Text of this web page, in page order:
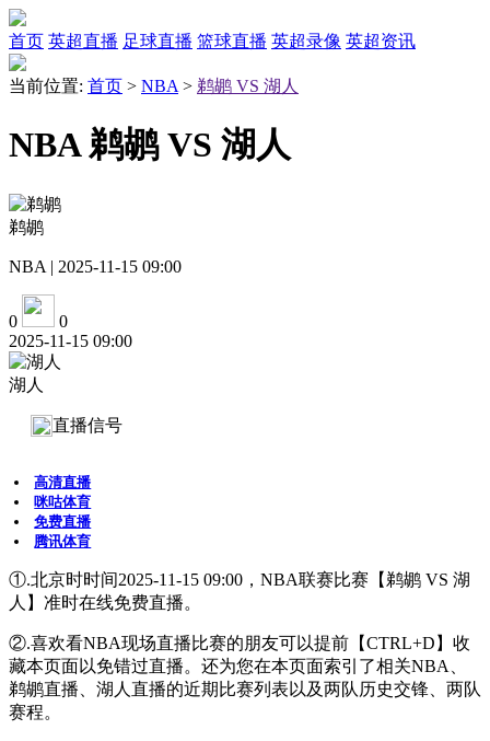
首页 英超直播 足球直播 篮球直播 英超录像 英超资讯
当前位置: 首页 > NBA > 鹈鹕 VS 湖人
NBA 鹈鹕 VS 湖人
鹈鹕
NBA | 2025-11-15 09:00
0
0
2025-11-15 09:00
湖人
直播信号
高清直播
咪咕体育
免费直播
腾讯体育
①.北京时时间2025-11-15 09:00，NBA联赛比赛【鹈鹕 VS 湖
人】准时在线免费直播。
②.喜欢看NBA现场直播比赛的朋友可以提前【CTRL+D】收
藏本页面以免错过直播。还为您在本页面索引了相关NBA、
鹈鹕直播、湖人直播的近期比赛列表以及两队历史交锋、两队
赛程。